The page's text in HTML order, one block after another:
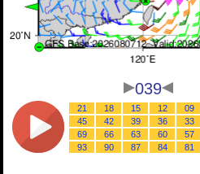
039
09
12
15
18
21
33
36
39
42
45
57
60
63
66
69
81
84
87
90
93